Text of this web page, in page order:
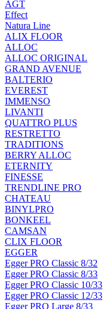
AGT
Effect
Natura Line
ALIX FLOOR
ALLOC
ALLOC ORIGINAL
GRAND AVENUE
BALTERIO
EVEREST
IMMENSO
LIVANTI
QUATTRO PLUS
RESTRETTO
TRADITIONS
BERRY ALLOC
ETERNITY
FINESSE
TRENDLINE PRO
CHATEAU
BINYLPRO
BONKEEL
CAMSAN
CLIX FLOOR
EGGER
Egger PRO Classic 8/32
Egger PRO Classic 8/33
Egger PRO Classic 10/33
Egger PRO Classic 12/33
Egger PRO Large 8/33